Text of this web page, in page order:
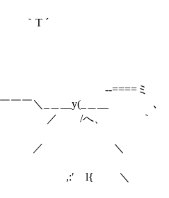
´
ミ
_＿__y(_＿__ ､
へ、 ｀
＼
,:′ l{ ＼